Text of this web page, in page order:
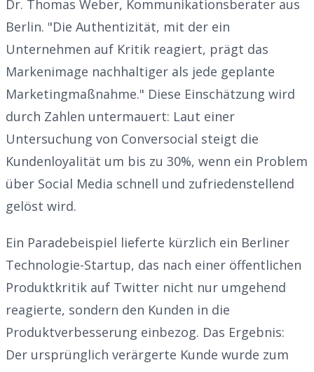
Dr. Thomas Weber, Kommunikationsberater aus
Berlin. "Die Authentizität, mit der ein
Unternehmen auf Kritik reagiert, prägt das
Markenimage nachhaltiger als jede geplante
Marketingmaßnahme." Diese Einschätzung wird
durch Zahlen untermauert: Laut einer
Untersuchung von Conversocial steigt die
Kundenloyalität um bis zu 30%, wenn ein Problem
über Social Media schnell und zufriedenstellend
gelöst wird.
Ein Paradebeispiel lieferte kürzlich ein Berliner
Technologie-Startup, das nach einer öffentlichen
Produktkritik auf Twitter nicht nur umgehend
reagierte, sondern den Kunden in die
Produktverbesserung einbezog. Das Ergebnis:
Der ursprünglich verärgerte Kunde wurde zum